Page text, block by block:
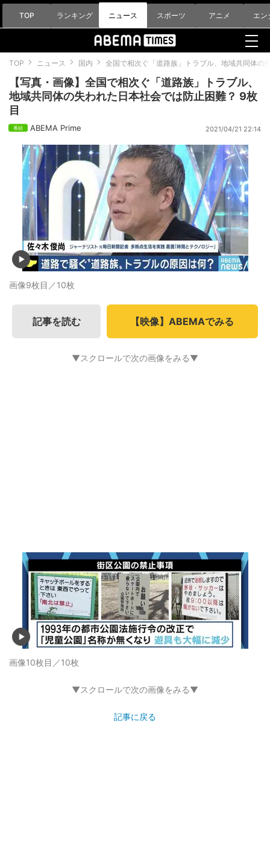
TOP ランキング ニュース スポーツ アニメ エン
TOP ニュース 国内 全国で相次ぐ「道路族」トラブル、地域共同体の
【写真・画像】全国で相次ぐ「道路族」トラブル、
地域共同体の失われた日本社会では防止困難？ 9枚
目
ABEMA Prime 2021/04/21 22:14
画像9枚目／10枚
記事を読む 【映像】ABEMAでみる
▼スクロールで次の画像をみる▼
画像10枚目／10枚
▼スクロールで次の画像をみる▼
記事に戻る